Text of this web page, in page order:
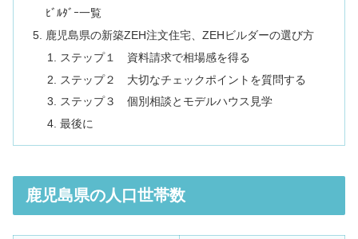
ﾋﾞﾙﾀﾞｰ一覧
鹿児島県の新築ZEH注文住宅、ZEHビルダーの選び方
ステップ１ 資料請求で相場感を得る
ステップ２ 大切なチェックポイントを質問する
ステップ３ 個別相談とモデルハウス見学
最後に
鹿児島県の人口世帯数